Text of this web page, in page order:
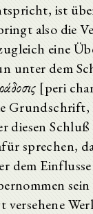
ist
also die
eine
unter dem
[peri
Grundschrift,
diesen
sprechen,
Einflusse
sein